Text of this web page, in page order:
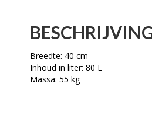
Breedte: 40 cm
Inhoud in liter: 80 L
Massa: 55 kg